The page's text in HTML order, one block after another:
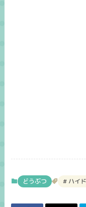
どうぶつ ハイド